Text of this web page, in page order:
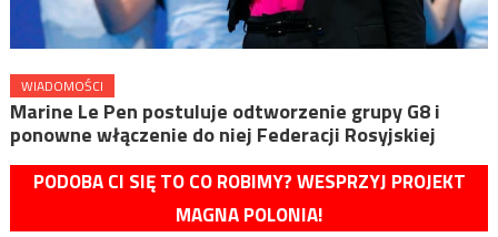
WIADOMOŚCI
Marine Le Pen postuluje odtworzenie grupy G8 i
ponowne włączenie do niej Federacji Rosyjskiej
PODOBA CI SIĘ TO CO ROBIMY? WESPRZYJ PROJEKT
MAGNA POLONIA!